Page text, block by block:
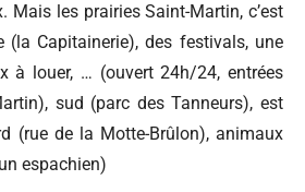
Mais les prairies Saint-Martin, c’est
(la Capitainerie), des festivals, une
à louer, … (ouvert 24h/24, entrées
sud (parc des Tanneurs), est
(rue de la Motte-Brûlon), animaux
espachien)